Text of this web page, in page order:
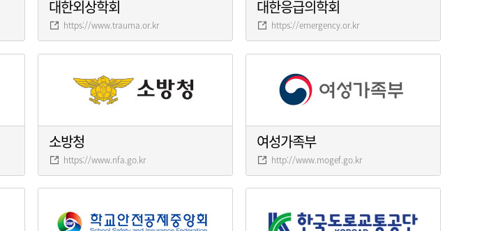
대한외상학회
https://www.trauma.or.kr
대한응급의학회
https://emergency.or.kr
소방청
https://www.nfa.go.kr
여성가족부
http://www.mogef.go.kr